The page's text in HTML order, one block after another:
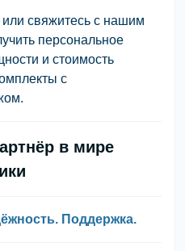
или свяжитесь с нашим
персональное
и стоимость
с
в мире
Поддержка.